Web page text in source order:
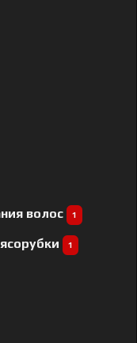
волос 1
1